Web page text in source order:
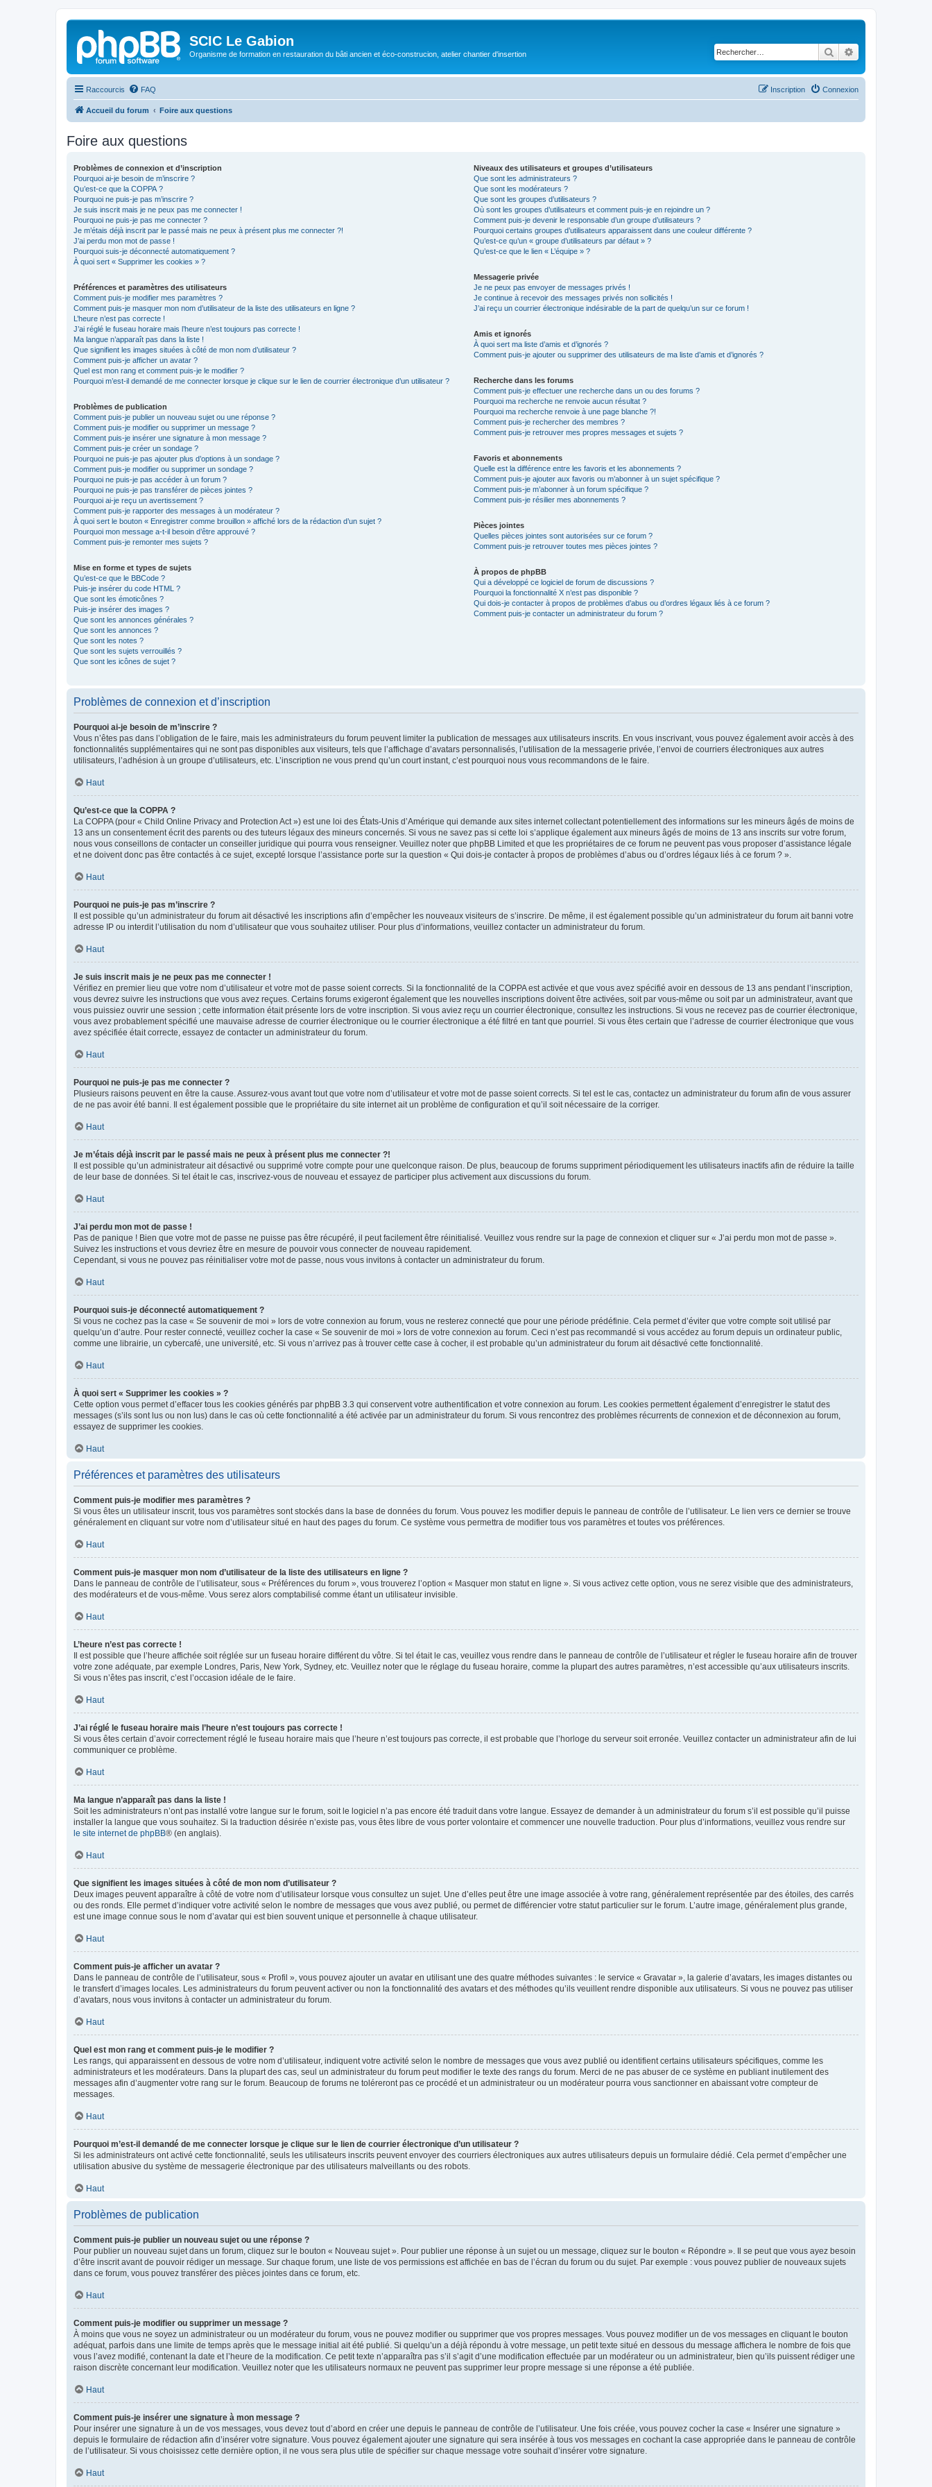
SCIC Le Gabion
Organisme de formation en restauration du bâti ancien et éco-construcion, atelier chantier d'insertion Rechercher
Raccourcis FAQ Connexion
Inscription
Accueil du forum Foire aux questions
Foire aux questions
Problèmes de connexion et d’inscription
Pourquoi ai-je besoin de m’inscrire ?
Qu’est-ce que la COPPA ?
Pourquoi ne puis-je pas m’inscrire ?
Je suis inscrit mais je ne peux pas me connecter !
Pourquoi ne puis-je pas me connecter ?
Je m’étais déjà inscrit par le passé mais ne peux à présent plus me connecter ?!
J’ai perdu mon mot de passe !
Pourquoi suis-je déconnecté automatiquement ?
À quoi sert « Supprimer les cookies » ?
Préférences et paramètres des utilisateurs
Comment puis-je modifier mes paramètres ?
Comment puis-je masquer mon nom d’utilisateur de la liste des utilisateurs en ligne ?
L’heure n’est pas correcte !
J’ai réglé le fuseau horaire mais l’heure n’est toujours pas correcte !
Ma langue n’apparaît pas dans la liste !
Que signifient les images situées à côté de mon nom d’utilisateur ?
Comment puis-je afficher un avatar ?
Quel est mon rang et comment puis-je le modifier ?
Pourquoi m’est-il demandé de me connecter lorsque je clique sur le lien de courrier électronique d’un utilisateur ?
Problèmes de publication
Comment puis-je publier un nouveau sujet ou une réponse ?
Comment puis-je modifier ou supprimer un message ?
Comment puis-je insérer une signature à mon message ?
Comment puis-je créer un sondage ?
Pourquoi ne puis-je pas ajouter plus d’options à un sondage ?
Comment puis-je modifier ou supprimer un sondage ?
Pourquoi ne puis-je pas accéder à un forum ?
Pourquoi ne puis-je pas transférer de pièces jointes ?
Pourquoi ai-je reçu un avertissement ?
Comment puis-je rapporter des messages à un modérateur ?
À quoi sert le bouton « Enregistrer comme brouillon » affiché lors de la rédaction d’un sujet ?
Pourquoi mon message a-t-il besoin d’être approuvé ?
Comment puis-je remonter mes sujets ?
Mise en forme et types de sujets
Qu’est-ce que le BBCode ?
Puis-je insérer du code HTML ?
Que sont les émoticônes ?
Puis-je insérer des images ?
Que sont les annonces générales ?
Que sont les annonces ?
Que sont les notes ?
Que sont les sujets verrouillés ?
Que sont les icônes de sujet ?
Niveaux des utilisateurs et groupes d’utilisateurs
Que sont les administrateurs ?
Que sont les modérateurs ?
Que sont les groupes d’utilisateurs ?
Où sont les groupes d’utilisateurs et comment puis-je en rejoindre un ?
Comment puis-je devenir le responsable d’un groupe d’utilisateurs ?
Pourquoi certains groupes d’utilisateurs apparaissent dans une couleur différente ?
Qu’est-ce qu’un « groupe d’utilisateurs par défaut » ?
Qu’est-ce que le lien « L’équipe » ?
Messagerie privée
Je ne peux pas envoyer de messages privés !
Je continue à recevoir des messages privés non sollicités !
J’ai reçu un courrier électronique indésirable de la part de quelqu’un sur ce forum !
Amis et ignorés
À quoi sert ma liste d’amis et d’ignorés ?
Comment puis-je ajouter ou supprimer des utilisateurs de ma liste d’amis et d’ignorés ?
Recherche dans les forums
Comment puis-je effectuer une recherche dans un ou des forums ?
Pourquoi ma recherche ne renvoie aucun résultat ?
Pourquoi ma recherche renvoie à une page blanche ?!
Comment puis-je rechercher des membres ?
Comment puis-je retrouver mes propres messages et sujets ?
Favoris et abonnements
Quelle est la différence entre les favoris et les abonnements ?
Comment puis-je ajouter aux favoris ou m’abonner à un sujet spécifique ?
Comment puis-je m’abonner à un forum spécifique ?
Comment puis-je résilier mes abonnements ?
Pièces jointes
Quelles pièces jointes sont autorisées sur ce forum ?
Comment puis-je retrouver toutes mes pièces jointes ?
À propos de phpBB
Qui a développé ce logiciel de forum de discussions ?
Pourquoi la fonctionnalité X n’est pas disponible ?
Qui dois-je contacter à propos de problèmes d’abus ou d’ordres légaux liés à ce forum ?
Comment puis-je contacter un administrateur du forum ?
Problèmes de connexion et d’inscription
Pourquoi ai-je besoin de m’inscrire ?
Vous n’êtes pas dans l’obligation de le faire, mais les administrateurs du forum peuvent limiter la publication de messages aux utilisateurs inscrits. En vous inscrivant, vous pouvez également avoir accès à des
fonctionnalités supplémentaires qui ne sont pas disponibles aux visiteurs, tels que l’affichage d’avatars personnalisés, l’utilisation de la messagerie privée, l’envoi de courriers électroniques aux autres
utilisateurs, l’adhésion à un groupe d’utilisateurs, etc. L’inscription ne vous prend qu’un court instant, c’est pourquoi nous vous recommandons de le faire.
Haut
Qu’est-ce que la COPPA ?
La COPPA (pour « Child Online Privacy and Protection Act ») est une loi des États-Unis d’Amérique qui demande aux sites internet collectant potentiellement des informations sur les mineurs âgés de moins de
13 ans un consentement écrit des parents ou des tuteurs légaux des mineurs concernés. Si vous ne savez pas si cette loi s’applique également aux mineurs âgés de moins de 13 ans inscrits sur votre forum,
nous vous conseillons de contacter un conseiller juridique qui pourra vous renseigner. Veuillez noter que phpBB Limited et que les propriétaires de ce forum ne peuvent pas vous proposer d’assistance légale
et ne doivent donc pas être contactés à ce sujet, excepté lorsque l’assistance porte sur la question « Qui dois-je contacter à propos de problèmes d’abus ou d’ordres légaux liés à ce forum ? ».
Haut
Pourquoi ne puis-je pas m’inscrire ?
Il est possible qu’un administrateur du forum ait désactivé les inscriptions afin d’empêcher les nouveaux visiteurs de s’inscrire. De même, il est également possible qu’un administrateur du forum ait banni votre
adresse IP ou interdit l’utilisation du nom d’utilisateur que vous souhaitez utiliser. Pour plus d’informations, veuillez contacter un administrateur du forum.
Haut
Je suis inscrit mais je ne peux pas me connecter !
Vérifiez en premier lieu que votre nom d’utilisateur et votre mot de passe soient corrects. Si la fonctionnalité de la COPPA est activée et que vous avez spécifié avoir en dessous de 13 ans pendant l’inscription,
vous devrez suivre les instructions que vous avez reçues. Certains forums exigeront également que les nouvelles inscriptions doivent être activées, soit par vous-même ou soit par un administrateur, avant que
vous puissiez ouvrir une session ; cette information était présente lors de votre inscription. Si vous aviez reçu un courrier électronique, consultez les instructions. Si vous ne recevez pas de courrier électronique,
vous avez probablement spécifié une mauvaise adresse de courrier électronique ou le courrier électronique a été filtré en tant que pourriel. Si vous êtes certain que l’adresse de courrier électronique que vous
avez spécifiée était correcte, essayez de contacter un administrateur du forum.
Haut
Pourquoi ne puis-je pas me connecter ?
Plusieurs raisons peuvent en être la cause. Assurez-vous avant tout que votre nom d’utilisateur et votre mot de passe soient corrects. Si tel est le cas, contactez un administrateur du forum afin de vous assurer
de ne pas avoir été banni. Il est également possible que le propriétaire du site internet ait un problème de configuration et qu’il soit nécessaire de la corriger.
Haut
Je m’étais déjà inscrit par le passé mais ne peux à présent plus me connecter ?!
Il est possible qu’un administrateur ait désactivé ou supprimé votre compte pour une quelconque raison. De plus, beaucoup de forums suppriment périodiquement les utilisateurs inactifs afin de réduire la taille
de leur base de données. Si tel était le cas, inscrivez-vous de nouveau et essayez de participer plus activement aux discussions du forum.
Haut
J’ai perdu mon mot de passe !
Pas de panique ! Bien que votre mot de passe ne puisse pas être récupéré, il peut facilement être réinitialisé. Veuillez vous rendre sur la page de connexion et cliquer sur « J’ai perdu mon mot de passe ».
Suivez les instructions et vous devriez être en mesure de pouvoir vous connecter de nouveau rapidement.
Cependant, si vous ne pouvez pas réinitialiser votre mot de passe, nous vous invitons à contacter un administrateur du forum.
Haut
Pourquoi suis-je déconnecté automatiquement ?
Si vous ne cochez pas la case « Se souvenir de moi » lors de votre connexion au forum, vous ne resterez connecté que pour une période prédéfinie. Cela permet d’éviter que votre compte soit utilisé par
quelqu’un d’autre. Pour rester connecté, veuillez cocher la case « Se souvenir de moi » lors de votre connexion au forum. Ceci n’est pas recommandé si vous accédez au forum depuis un ordinateur public,
comme une librairie, un cybercafé, une université, etc. Si vous n’arrivez pas à trouver cette case à cocher, il est probable qu’un administrateur du forum ait désactivé cette fonctionnalité.
Haut
À quoi sert « Supprimer les cookies » ?
Cette option vous permet d’effacer tous les cookies générés par phpBB 3.3 qui conservent votre authentification et votre connexion au forum. Les cookies permettent également d’enregistrer le statut des
messages (s’ils sont lus ou non lus) dans le cas où cette fonctionnalité a été activée par un administrateur du forum. Si vous rencontrez des problèmes récurrents de connexion et de déconnexion au forum,
essayez de supprimer les cookies.
Haut
Préférences et paramètres des utilisateurs
Comment puis-je modifier mes paramètres ?
Si vous êtes un utilisateur inscrit, tous vos paramètres sont stockés dans la base de données du forum. Vous pouvez les modifier depuis le panneau de contrôle de l’utilisateur. Le lien vers ce dernier se trouve
généralement en cliquant sur votre nom d’utilisateur situé en haut des pages du forum. Ce système vous permettra de modifier tous vos paramètres et toutes vos préférences.
Haut
Comment puis-je masquer mon nom d’utilisateur de la liste des utilisateurs en ligne ?
Dans le panneau de contrôle de l’utilisateur, sous « Préférences du forum », vous trouverez l’option « Masquer mon statut en ligne ». Si vous activez cette option, vous ne serez visible que des administrateurs,
des modérateurs et de vous-même. Vous serez alors comptabilisé comme étant un utilisateur invisible.
Haut
L’heure n’est pas correcte !
Il est possible que l’heure affichée soit réglée sur un fuseau horaire différent du vôtre. Si tel était le cas, veuillez vous rendre dans le panneau de contrôle de l’utilisateur et régler le fuseau horaire afin de trouver
votre zone adéquate, par exemple Londres, Paris, New York, Sydney, etc. Veuillez noter que le réglage du fuseau horaire, comme la plupart des autres paramètres, n’est accessible qu’aux utilisateurs inscrits.
Si vous n’êtes pas inscrit, c’est l’occasion idéale de le faire.
Haut
J’ai réglé le fuseau horaire mais l’heure n’est toujours pas correcte !
Si vous êtes certain d’avoir correctement réglé le fuseau horaire mais que l’heure n’est toujours pas correcte, il est probable que l’horloge du serveur soit erronée. Veuillez contacter un administrateur afin de lui
communiquer ce problème.
Haut
Ma langue n’apparaît pas dans la liste !
Soit les administrateurs n’ont pas installé votre langue sur le forum, soit le logiciel n’a pas encore été traduit dans votre langue. Essayez de demander à un administrateur du forum s’il est possible qu’il puisse
installer la langue que vous souhaitez. Si la traduction désirée n’existe pas, vous êtes libre de vous porter volontaire et commencer une nouvelle traduction. Pour plus d’informations, veuillez vous rendre sur
le site internet de phpBB® (en anglais).
Haut
Que signifient les images situées à côté de mon nom d’utilisateur ?
Deux images peuvent apparaître à côté de votre nom d’utilisateur lorsque vous consultez un sujet. Une d’elles peut être une image associée à votre rang, généralement représentée par des étoiles, des carrés
ou des ronds. Elle permet d’indiquer votre activité selon le nombre de messages que vous avez publié, ou permet de différencier votre statut particulier sur le forum. L’autre image, généralement plus grande,
est une image connue sous le nom d’avatar qui est bien souvent unique et personnelle à chaque utilisateur.
Haut
Comment puis-je afficher un avatar ?
Dans le panneau de contrôle de l’utilisateur, sous « Profil », vous pouvez ajouter un avatar en utilisant une des quatre méthodes suivantes : le service « Gravatar », la galerie d’avatars, les images distantes ou
le transfert d’images locales. Les administrateurs du forum peuvent activer ou non la fonctionnalité des avatars et des méthodes qu’ils veuillent rendre disponible aux utilisateurs. Si vous ne pouvez pas utiliser
d’avatars, nous vous invitons à contacter un administrateur du forum.
Haut
Quel est mon rang et comment puis-je le modifier ?
Les rangs, qui apparaissent en dessous de votre nom d’utilisateur, indiquent votre activité selon le nombre de messages que vous avez publié ou identifient certains utilisateurs spécifiques, comme les
administrateurs et les modérateurs. Dans la plupart des cas, seul un administrateur du forum peut modifier le texte des rangs du forum. Merci de ne pas abuser de ce système en publiant inutilement des
messages afin d’augmenter votre rang sur le forum. Beaucoup de forums ne toléreront pas ce procédé et un administrateur ou un modérateur pourra vous sanctionner en abaissant votre compteur de
messages.
Haut
Pourquoi m’est-il demandé de me connecter lorsque je clique sur le lien de courrier électronique d’un utilisateur ?
Si les administrateurs ont activé cette fonctionnalité, seuls les utilisateurs inscrits peuvent envoyer des courriers électroniques aux autres utilisateurs depuis un formulaire dédié. Cela permet d’empêcher une
utilisation abusive du système de messagerie électronique par des utilisateurs malveillants ou des robots.
Haut
Problèmes de publication
Comment puis-je publier un nouveau sujet ou une réponse ?
Pour publier un nouveau sujet dans un forum, cliquez sur le bouton « Nouveau sujet ». Pour publier une réponse à un sujet ou un message, cliquez sur le bouton « Répondre ». Il se peut que vous ayez besoin
d’être inscrit avant de pouvoir rédiger un message. Sur chaque forum, une liste de vos permissions est affichée en bas de l’écran du forum ou du sujet. Par exemple : vous pouvez publier de nouveaux sujets
dans ce forum, vous pouvez transférer des pièces jointes dans ce forum, etc.
Haut
Comment puis-je modifier ou supprimer un message ?
À moins que vous ne soyez un administrateur ou un modérateur du forum, vous ne pouvez modifier ou supprimer que vos propres messages. Vous pouvez modifier un de vos messages en cliquant le bouton
adéquat, parfois dans une limite de temps après que le message initial ait été publié. Si quelqu’un a déjà répondu à votre message, un petit texte situé en dessous du message affichera le nombre de fois que
vous l’avez modifié, contenant la date et l’heure de la modification. Ce petit texte n’apparaîtra pas s’il s’agit d’une modification effectuée par un modérateur ou un administrateur, bien qu’ils puissent rédiger une
raison discrète concernant leur modification. Veuillez noter que les utilisateurs normaux ne peuvent pas supprimer leur propre message si une réponse a été publiée.
Haut
Comment puis-je insérer une signature à mon message ?
Pour insérer une signature à un de vos messages, vous devez tout d’abord en créer une depuis le panneau de contrôle de l’utilisateur. Une fois créée, vous pouvez cocher la case « Insérer une signature »
depuis le formulaire de rédaction afin d’insérer votre signature. Vous pouvez également ajouter une signature qui sera insérée à tous vos messages en cochant la case appropriée dans le panneau de contrôle
de l’utilisateur. Si vous choisissez cette dernière option, il ne vous sera plus utile de spécifier sur chaque message votre souhait d’insérer votre signature.
Haut